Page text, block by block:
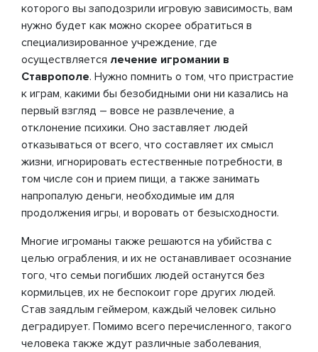
которого вы заподозрили игровую зависимость, вам
нужно будет как можно скорее обратиться в
специализированное учреждение, где
осуществляется лечение игромании в
Ставрополе. Нужно помнить о том, что пристрастие
к играм, какими бы безобидными они ни казались на
первый взгляд – вовсе не развлечение, а
отклонение психики. Оно заставляет людей
отказываться от всего, что составляет их смысл
жизни, игнорировать естественные потребности, в
том числе сон и прием пищи, а также занимать
напропалую деньги, необходимые им для
продолжения игры, и воровать от безысходности.
Многие игроманы также решаются на убийства с
целью ограбления, и их не останавливает осознание
того, что семьи погибших людей останутся без
кормильцев, их не беспокоит горе других людей.
Став заядлым геймером, каждый человек сильно
деградирует. Помимо всего перечисленного, такого
человека также ждут различные заболевания,